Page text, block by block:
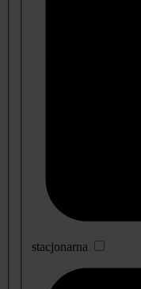
stacjonarna